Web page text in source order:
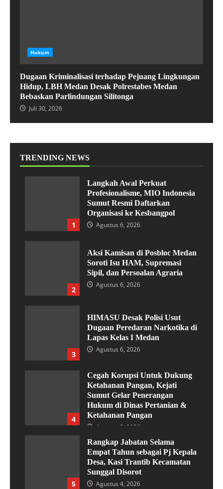
Hukum
Dugaan Kriminalisasi terhadap Pejuang Lingkungan
Hidup, LBH Medan Desak Polrestabes Medan
Bebaskan Parlindungan Silitonga
Juli 30, 2026
TRENDING NEWS
1
Langkah Awal Perkuat
Profesionalisme, MIO Indonesia
Sumut Resmi Daftarkan
Organisasi ke Kesbangpol
Agustus 6, 2026
2
Aksi Kamisan di Posbloc Medan
Soroti Isu HAM, Supremasi
Sipil, dan Persoalan Agraria
Agustus 6, 2026
3
HIMASU Desak Polisi Usut
Dugaan Peredaran Narkotika di
Lapas Kelas I Medan
Agustus 6, 2026
4
Cegah Korupsi Untuk Dukung
Ketahanan Pangan, Kejati
Sumut Gelar Penerangan
Hukum di Dinas Pertanian &
Ketahanan Pangan
Agustus 5, 2026
5
Rangkap Jabatan Selama
Empat Tahun sebagai Pj Kepala
Desa, Kasi Trantib Kecamatan
Sunggal Disorot
Agustus 4, 2026